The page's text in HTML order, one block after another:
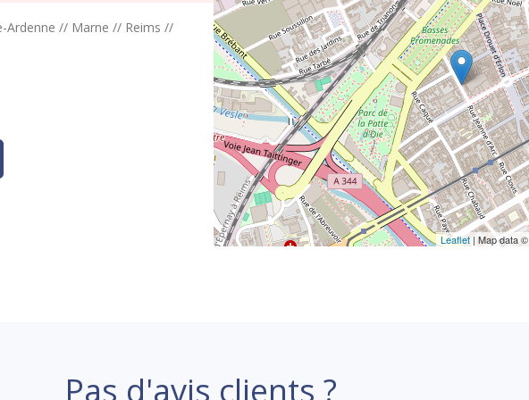
Leaflet | Map data ©
Ardenne // Marne // Reims //
Pas d'avis clients ?